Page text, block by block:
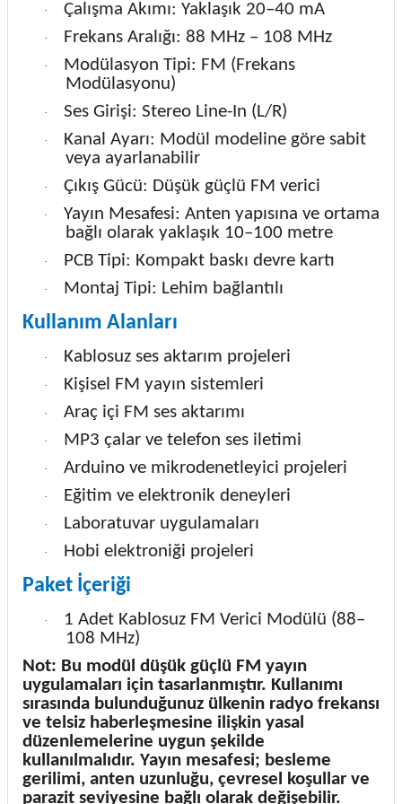
· Çalışma Akımı: Yaklaşık 20–40 mA
· Frekans Aralığı: 88 MHz – 108 MHz
·
Modülasyon Tipi: FM (Frekans
Modülasyonu)
· Ses Girişi: Stereo Line-In (L/R)
·
Kanal Ayarı: Modül modeline göre sabit
veya ayarlanabilir
· Çıkış Gücü: Düşük güçlü FM verici
·
Yayın Mesafesi: Anten yapısına ve ortama
bağlı olarak yaklaşık 10–100 metre
· PCB Tipi: Kompakt baskı devre kartı
· Montaj Tipi: Lehim bağlantılı
Kullanım Alanları
· Kablosuz ses aktarım projeleri
· Kişisel FM yayın sistemleri
· Araç içi FM ses aktarımı
· MP3 çalar ve telefon ses iletimi
· Arduino ve mikrodenetleyici projeleri
· Eğitim ve elektronik deneyleri
· Laboratuvar uygulamaları
· Hobi elektroniği projeleri
Paket İçeriği
·
1 Adet Kablosuz FM Verici Modülü (88–
108 MHz)
Not: Bu modül düşük güçlü FM yayın
uygulamaları için tasarlanmıştır. Kullanımı
sırasında bulunduğunuz ülkenin radyo frekansı
ve telsiz haberleşmesine ilişkin yasal
düzenlemelerine uygun şekilde
kullanılmalıdır. Yayın mesafesi; besleme
gerilimi, anten uzunluğu, çevresel koşullar ve
parazit seviyesine bağlı olarak değişebilir.